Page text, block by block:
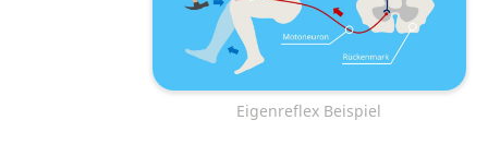
Eigenreflex Beispiel